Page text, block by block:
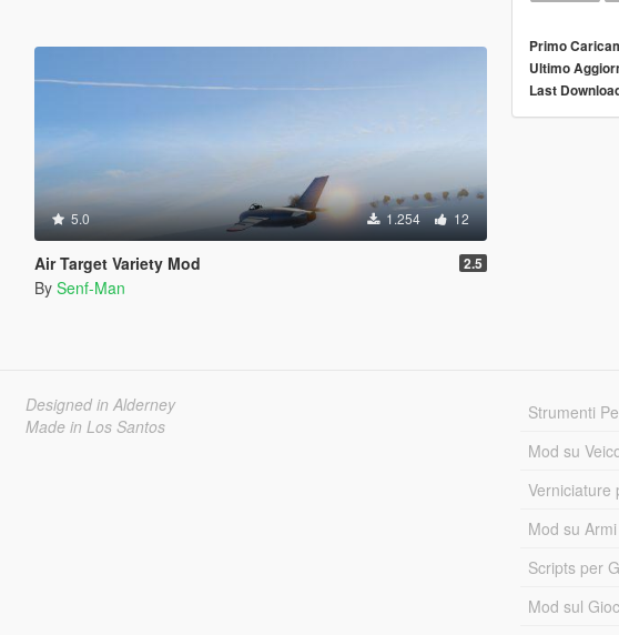
5.0 1.254 12
Air Target Variety Mod 2.5
By Senf-Man
Primo
Ultimo
Last
Designed in Alderney
Made in Los Santos
Strumenti
Mod su
Verniciature
Mod su
Scripts per
Mod sul